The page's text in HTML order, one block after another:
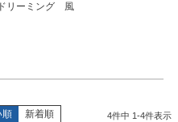
ドリーミング 風
順 新着順 4件中 1-4件表示